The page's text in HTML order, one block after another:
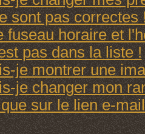
sont pas correctes
fuseau horaire et
pas dans la liste !
je montrer une
je changer mon
sur le lien e-